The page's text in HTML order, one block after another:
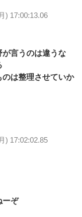
) 17:00:13.06
言うのは違うな
は整理させていか
) 17:02:02.85
ーぞ